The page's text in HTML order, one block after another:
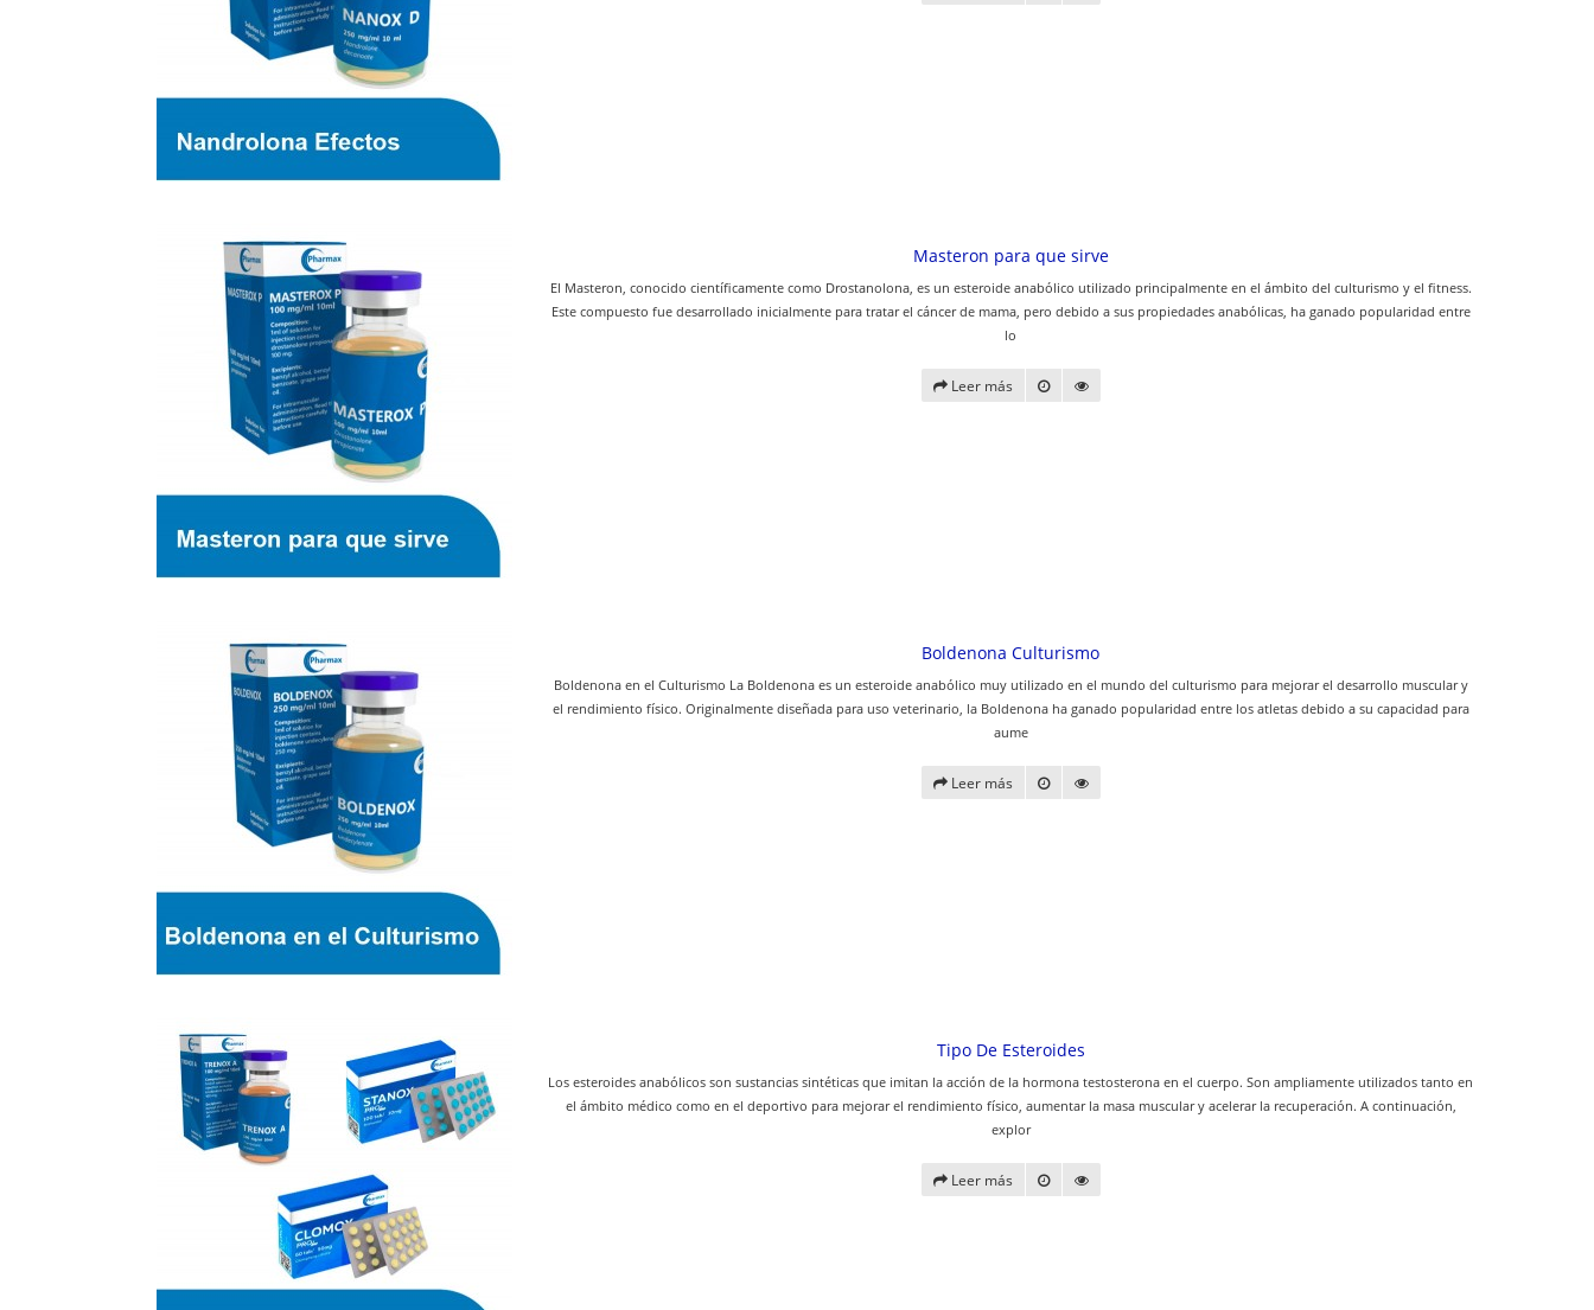
Masteron para que sirve
El Masteron, conocido científicamente como Drostanolona, es un esteroide anabólico utilizado principalmente en el ámbito del culturismo y el fitness.
Este compuesto fue desarrollado inicialmente para tratar el cáncer de mama, pero debido a sus propiedades anabólicas, ha ganado popularidad entre
lo
Leer más
Boldenona Culturismo
Boldenona en el Culturismo La Boldenona es un esteroide anabólico muy utilizado en el mundo del culturismo para mejorar el desarrollo muscular y
el rendimiento físico. Originalmente diseñada para uso veterinario, la Boldenona ha ganado popularidad entre los atletas debido a su capacidad para
aume
Leer más
Tipo De Esteroides
Los esteroides anabólicos son sustancias sintéticas que imitan la acción de la hormona testosterona en el cuerpo. Son ampliamente utilizados tanto en
el ámbito médico como en el deportivo para mejorar el rendimiento físico, aumentar la masa muscular y acelerar la recuperación. A continuación,
explor
Leer más